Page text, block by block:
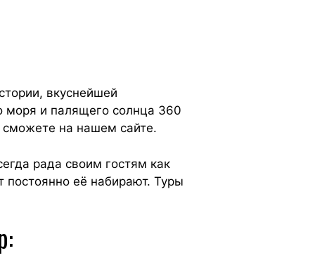
вкуснейшей
моря и палящего солнца 360
сможете на нашем сайте.
рада своим гостям как
постоянно её набирают. Туры